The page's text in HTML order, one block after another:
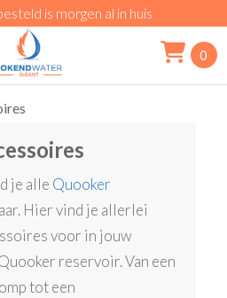
is morgen al in huis
0
je alle Quooker
Hier vind je allerlei
voor in jouw
reservoir. Van een
tot een